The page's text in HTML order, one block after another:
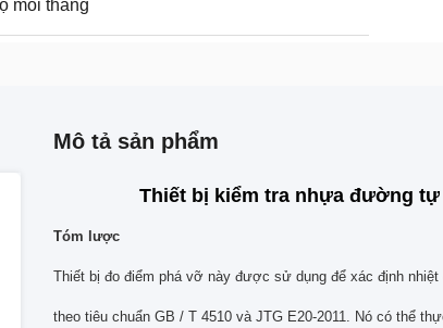
mỗi tháng
Mô tả sản phẩm
Thiết bị kiểm tra nhựa đường
Tóm lược
Thiết bị đo điểm phá vỡ này được sử dụng để xác định
theo tiêu chuẩn GB / T 4510 và JTG E20-2011. Nó có thể